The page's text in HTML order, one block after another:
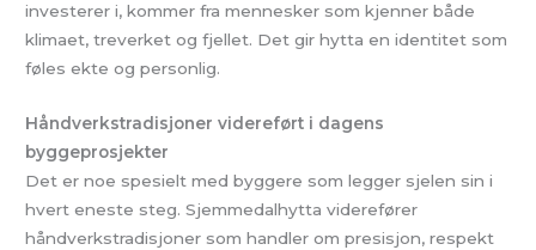
investerer i, kommer fra mennesker som kjenner både
klimaet, treverket og fjellet. Det gir hytta en identitet som
føles ekte og personlig.
Håndverkstradisjoner videreført i dagens
byggeprosjekter
Det er noe spesielt med byggere som legger sjelen sin i
hvert eneste steg. Sjemmedalhytta viderefører
håndverkstradisjoner som handler om presisjon, respekt